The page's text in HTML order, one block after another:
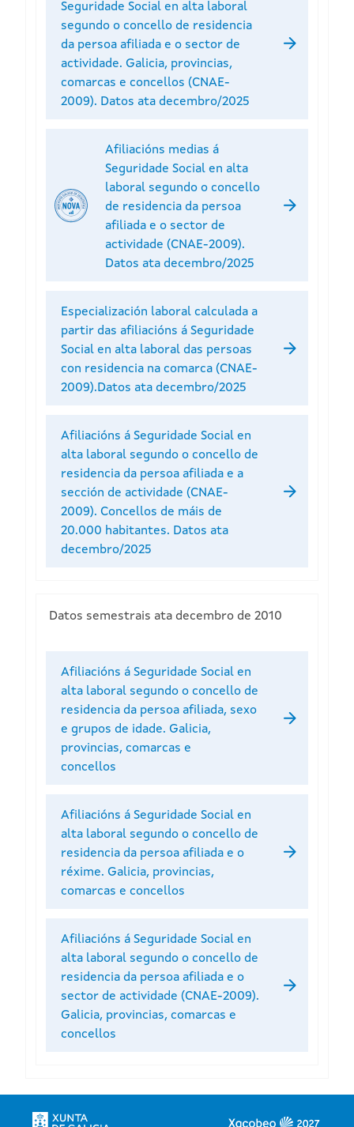
Seguridade Social en alta laboral
segundo o concello de residencia
da persoa afiliada e o sector de
actividade. Galicia, provincias,
comarcas e concellos (CNAE-
2009). Datos ata decembro/2025
Afiliacións medias á
Seguridade Social en alta
laboral segundo o concello
de residencia da persoa
afiliada e o sector de
actividade (CNAE-2009).
Datos ata decembro/2025
Especialización laboral calculada a
partir das afiliacións á Seguridade
Social en alta laboral das persoas
con residencia na comarca (CNAE-
2009).Datos ata decembro/2025
Afiliacións á Seguridade Social en
alta laboral segundo o concello de
residencia da persoa afiliada e a
sección de actividade (CNAE-
2009). Concellos de máis de
20.000 habitantes. Datos ata
decembro/2025
Datos semestrais ata decembro de 2010
Afiliacións á Seguridade Social en
alta laboral segundo o concello de
residencia da persoa afiliada, sexo
e grupos de idade. Galicia,
provincias, comarcas e
concellos
Afiliacións á Seguridade Social en
alta laboral segundo o concello de
residencia da persoa afiliada e o
réxime. Galicia, provincias,
comarcas e concellos
Afiliacións á Seguridade Social en
alta laboral segundo o concello de
residencia da persoa afiliada e o
sector de actividade (CNAE-2009).
Galicia, provincias, comarcas e
concellos